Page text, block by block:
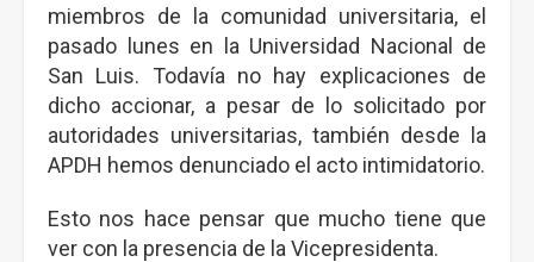
miembros de la comunidad universitaria, el
pasado lunes en la Universidad Nacional de
San Luis. Todavía no hay explicaciones de
dicho accionar, a pesar de lo solicitado por
autoridades universitarias, también desde la
APDH hemos denunciado el acto intimidatorio.
Esto nos hace pensar que mucho tiene que
ver con la presencia de la Vicepresidenta.